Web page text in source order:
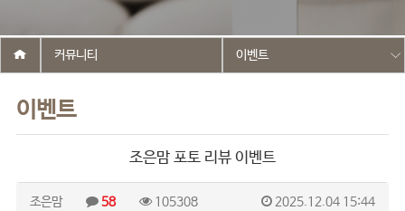
이벤트
커뮤니티 이벤트
조은맘 포토 리뷰 이벤트
조은맘 58 105308 2025.12.04 15:44